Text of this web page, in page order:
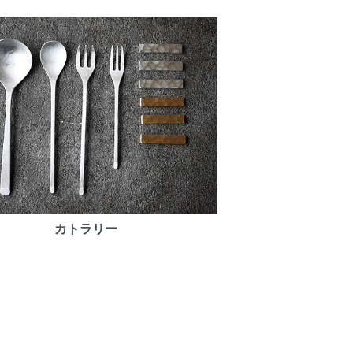
カトラリー